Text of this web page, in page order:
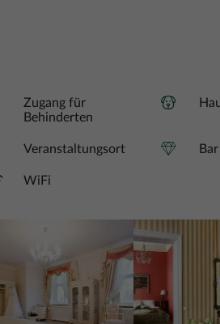
Zugang für
Behinderten
Veranstaltungsort Bar
WiFi
Bild